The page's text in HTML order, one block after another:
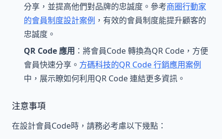
分享，並提高他們對品牌的忠誠度。參考商圈行動家
的會員制度設計案例 ，有效的會員制度能提升顧客的
忠誠度。
QR Code 應用 ：將會員Code 轉換為QR Code，方便
會員快速分享。 方碼科技的QR Code 行銷應用案例
中，展示瞭如何利用QR Code 連結更多資訊。
注意事項
在設計會員Code時，請務必考慮以下幾點：